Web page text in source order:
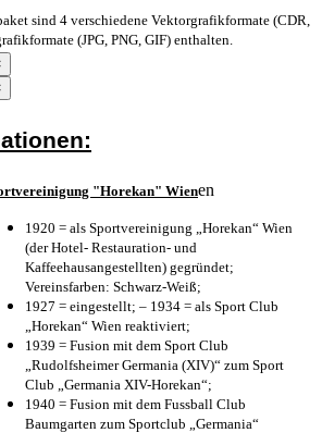
sind 4 verschiedene Vektorgrafikformate (CDR,
(JPG, PNG, GIF) enthalten.
"Horekan" Wienen
1920 = als Sportvereinigung „Horekan“ Wien
(der Hotel- Restauration- und
Kaffeehausangestellten) gegründet;
Vereinsfarben: Schwarz-Weiß;
1927 = eingestellt; – 1934 = als Sport Club
„Horekan“ Wien reaktiviert;
1939 = Fusion mit dem Sport Club
„Rudolfsheimer Germania (XIV)“ zum Sport
Club „Germania XIV-Horekan“;
1940 = Fusion mit dem Fussball Club
Baumgarten zum Sportclub „Germania“